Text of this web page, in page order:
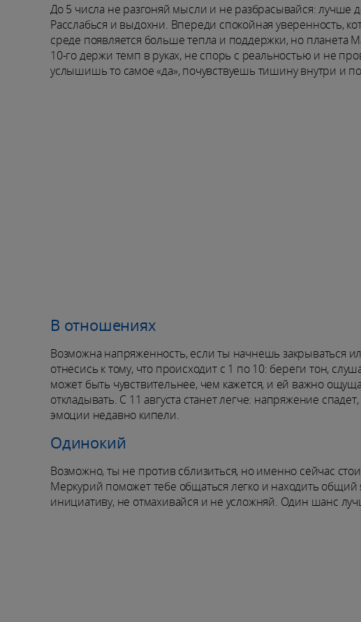
До 5 числа не разгоняй мысли и не разбрасывайся: лучше
Расслабься и выдохни. Впереди спокойная уверенность,
среде появляется больше тепла и поддержки, но планета
10-го держи темп в руках, не спорь с реальностью и не
услышишь то самое «да», почувствуешь тишину внутри и
В отношениях
Возможна напряженность, если ты начнешь закрываться
отнесись к тому, что происходит с 1 по 10: береги тон,
может быть чувствительнее, чем кажется, и ей важно
откладывать. С 11 августа станет легче: напряжение
эмоции недавно кипели.
Одинокий
Возможно, ты не против сблизиться, но именно сейчас
Меркурий поможет тебе общаться легко и находить общий
инициативу, не отмахивайся и не усложняй. Один шанс